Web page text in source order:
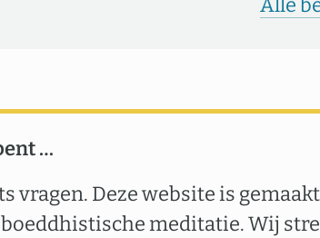
…
vragen. Deze website is
meditatie. Wij